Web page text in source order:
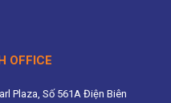
OFFICE
Plaza, Số 561A Điện Biên